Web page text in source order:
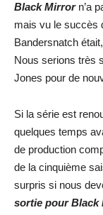
Black Mirrorn’a
mais vu le succès
Bandersnatch
Nous serions très
Jones pour de
Si la série est
quelques temps
de production
de la cinquième
surpris si nous
sortie pour Black